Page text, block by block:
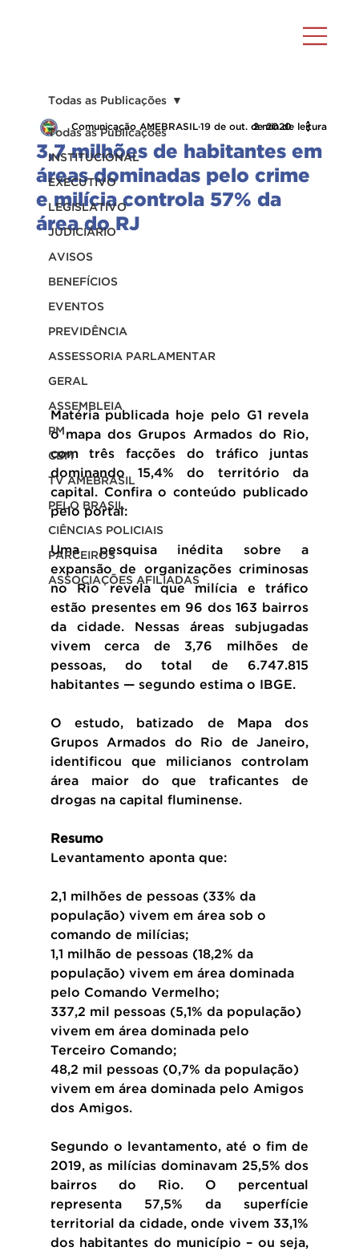
Todas as Publicações
INSTITUCIONAL
EXECUTIVO
LEGISLATIVO
JUDICIÁRIO
AVISOS
BENEFÍCIOS
EVENTOS
PREVIDÊNCIA
ASSESSORIA PARLAMENTAR
GERAL
ASSEMBLEIA
PM
CBM
TV AMEBRASIL
PELO BRASIL
CIÊNCIAS POLICIAIS
PARCEIROS
ASSOCIAÇÕES AFILIADAS
Todas as Publicações
3,7 milhões de habitantes em
áreas dominadas pelo crime
e milícia controla 57% da
área do RJ
Comunicação AMEBRASIL 19 de out. de 20202 min de leitura
Matéria publicada hoje pelo G1 revela
o mapa dos Grupos Armados do Rio,
com três facções do tráfico juntas
dominando 15,4% do território da
capital. Confira o conteúdo publicado
pelo portal:
Uma pesquisa inédita sobre a
expansão de organizações criminosas
no Rio revela que milícia e tráfico
estão presentes em 96 dos 163 bairros
da cidade. Nessas áreas subjugadas
vivem cerca de 3,76 milhões de
pessoas, do total de 6.747.815
habitantes — segundo estima o IBGE.
O estudo, batizado de Mapa dos
Grupos Armados do Rio de Janeiro,
identificou que milicianos controlam
área maior do que traficantes de
drogas na capital fluminense.
Resumo
Levantamento aponta que:
2,1 milhões de pessoas (33% da
população) vivem em área sob o
comando de milícias;
1,1 milhão de pessoas (18,2% da
população) vivem em área dominada
pelo Comando Vermelho;
337,2 mil pessoas (5,1% da população)
vivem em área dominada pelo
Terceiro Comando;
48,2 mil pessoas (0,7% da população)
vivem em área dominada pelo Amigos
dos Amigos.
Segundo o levantamento, até o fim de
2019, as milícias dominavam 25,5% dos
bairros do Rio. O percentual
representa 57,5% da superfície
territorial da cidade, onde vivem 33,1%
dos habitantes do município – ou seja,